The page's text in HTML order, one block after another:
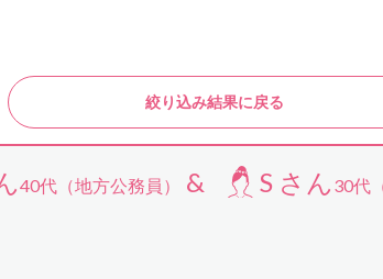
絞り込み結果に戻る
40代（地方公務員） & S さん 30代